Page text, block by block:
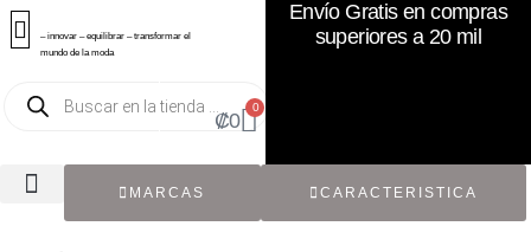
– innovar – equilibrar – transformar el
mundo de la moda
₡0
0
Envío Gratis en compras
superiores a 20 mil
MARCAS CARACTERISTICA